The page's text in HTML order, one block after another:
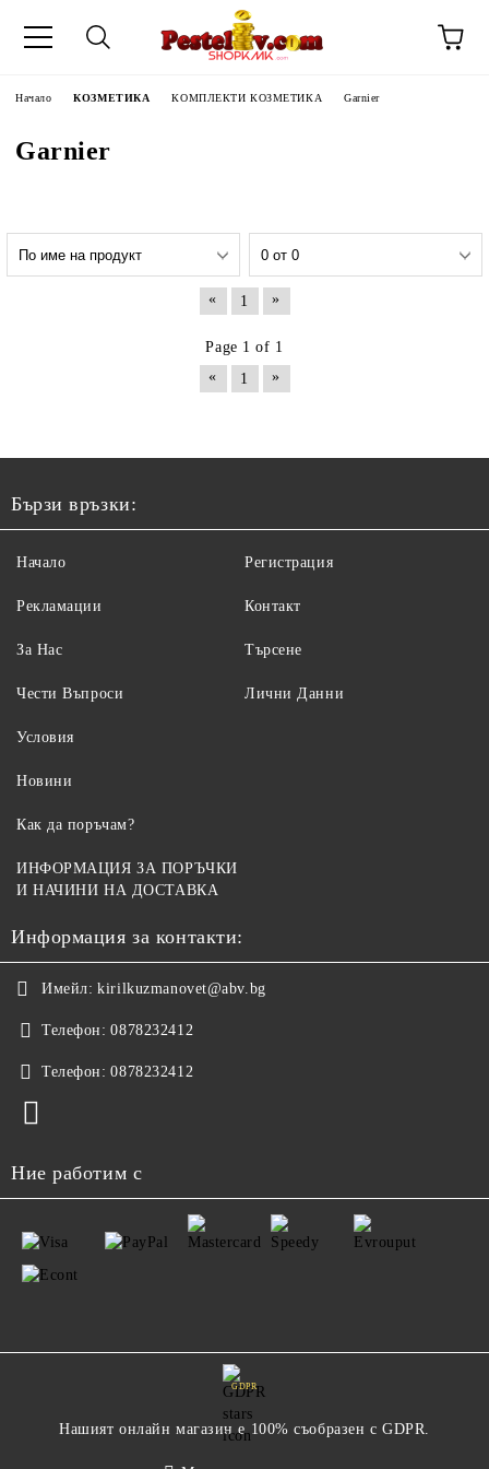
НА
Начало КОЗМЕТИКА КОМПЛЕКТИ КОЗМЕТИКА Garnier
Garnier
« 1 »
Page 1 of 1
«
1 »
Бързи връзки:
Начало
Рекламации
За Нас
Чести Въпроси
Регистрация
Контакт
Търсене
Лични Данни
Условия
Новини
Как да поръчам?
ИНФОРМАЦИЯ ЗА ПОРЪЧКИ
И НАЧИНИ НА ДОСТАВКА
Информация за контакти:
Имейл: kirilkuzmanovet@abv.bg
Телефон: 0878232412
Телефон: 0878232412
Ние работим с
GDPR
Нашият онлайн магазин е 100% съобразен с GDPR.